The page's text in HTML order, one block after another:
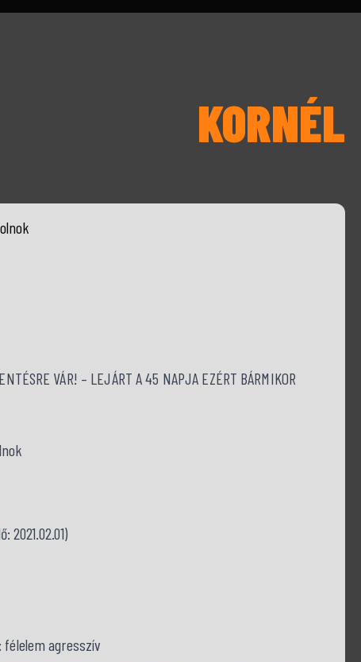
KORNÉL
VÁR! – LEJÁRT A 45 NAPJA EZÉRT BÁRMIKOR
agresszív